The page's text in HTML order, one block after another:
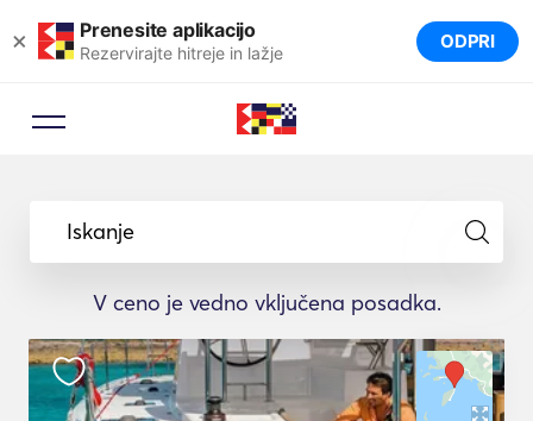
× Prenesite aplikacijo
Rezervirajte hitreje in lažje ODPRI
Iskanje
V ceno je vedno vključena posadka.